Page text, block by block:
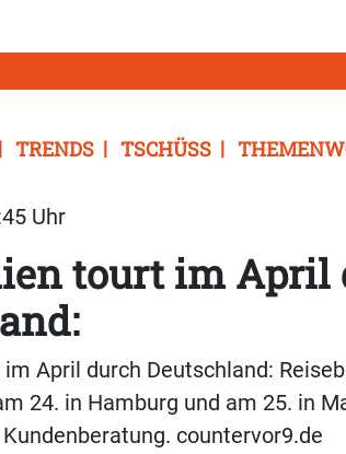
TRENDS TSCHÜSS
Uhr
tourt im April
April durch Deutschland:
24. in Hamburg und am 25. in
countervor9.de